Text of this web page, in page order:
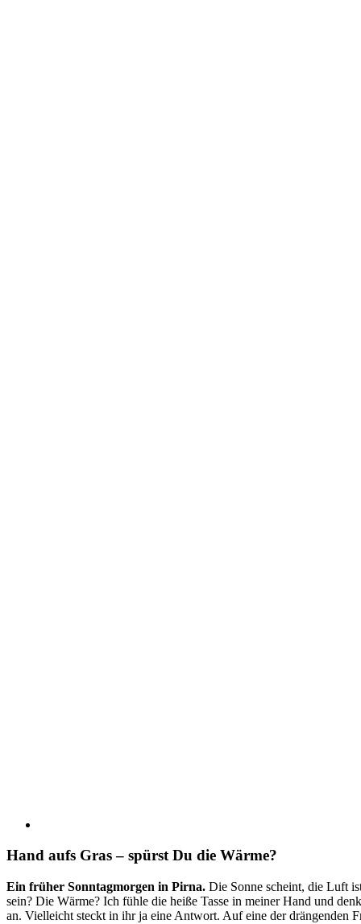
Hand aufs Gras – spürst Du die Wärme?
Ein früher Sonntagmorgen in Pirna. Die Sonne scheint, die Luft
sein? Die Wärme? Ich fühle die heiße Tasse in meiner Hand und
an. Vielleicht steckt in ihr ja eine Antwort. Auf eine der drängenden